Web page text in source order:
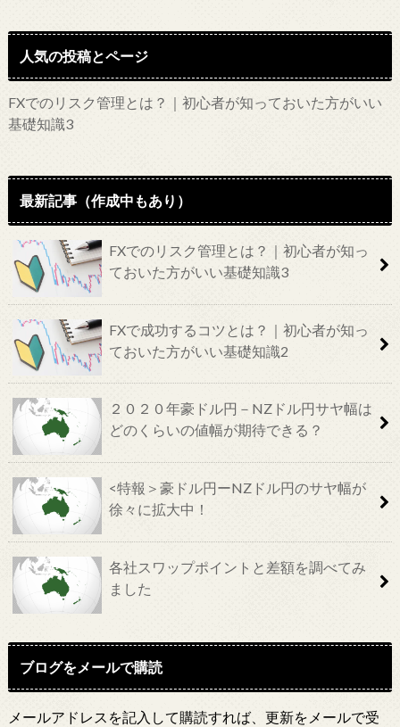
人気の投稿とページ
FXでのリスク管理とは？｜初心者が知っておいた方がいい
基礎知識3
最新記事（作成中もあり）
FXでのリスク管理とは？｜初心者が知っ
ておいた方がいい基礎知識3
FXで成功するコツとは？｜初心者が知っ
ておいた方がいい基礎知識2
２０２０年豪ドル円－NZドル円サヤ幅は
どのくらいの値幅が期待できる？
<特報＞豪ドル円ーNZドル円のサヤ幅が
徐々に拡大中！
各社スワップポイントと差額を調べてみ
ました
ブログをメールで購読
メールアドレスを記入して購読すれば、更新をメールで受